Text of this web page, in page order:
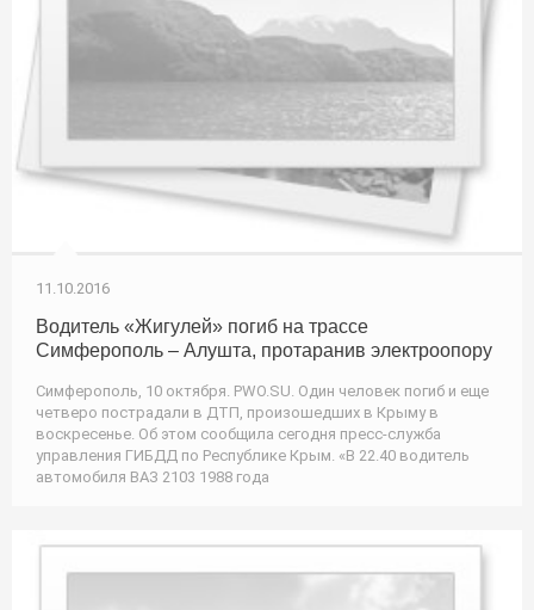
11.10.2016
Водитель «Жигулей» погиб на трассе
Симферополь – Алушта, протаранив электроопору
Симферополь, 10 октября. PWO.SU. Один человек погиб и еще
четверо пострадали в ДТП, произошедших в Крыму в
воскресенье. Об этом сообщила сегодня пресс-служба
управления ГИБДД по Республике Крым. «В 22.40 водитель
автомобиля ВАЗ 2103 1988 года